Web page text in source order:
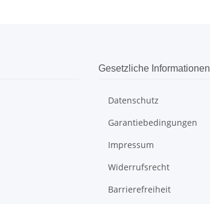
Gesetzliche Informationen
Datenschutz
Garantiebedingungen
Impressum
Widerrufsrecht
Barrierefreiheit